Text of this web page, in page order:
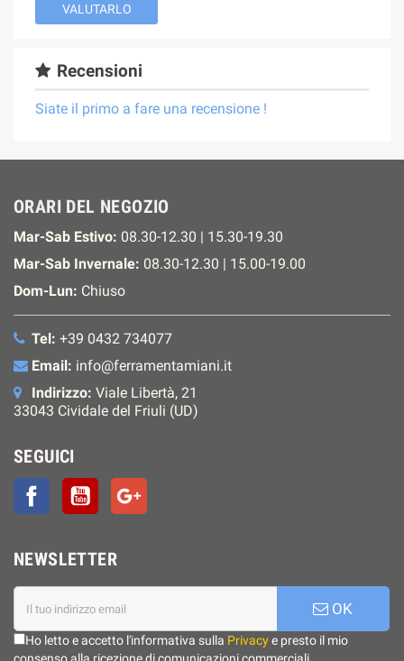
VALUTARLO
Recensioni
Siate il primo a fare una recensione !
ORARI DEL NEGOZIO
Mar-Sab Estivo: 08.30-12.30 | 15.30-19.30
Mar-Sab Invernale: 08.30-12.30 | 15.00-19.00
Dom-Lun: Chiuso
Tel: +39 0432 734077
Email: info@ferramentamiani.it
Indirizzo: Viale Libertà, 21
33043 Cividale del Friuli (UD)
SEGUICI
FacebookYouTube
NEWSLETTER
OK
Ho letto e accetto l'informativa sulla Privacye presto il mio